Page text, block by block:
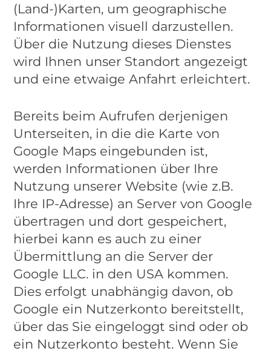
(Land-)Karten, um geographische
Informationen visuell darzustellen.
Über die Nutzung dieses Dienstes
wird Ihnen unser Standort angezeigt
und eine etwaige Anfahrt erleichtert.
Bereits beim Aufrufen derjenigen
Unterseiten, in die die Karte von
Google Maps eingebunden ist,
werden Informationen über Ihre
Nutzung unserer Website (wie z.B.
Ihre IP-Adresse) an Server von Google
übertragen und dort gespeichert,
hierbei kann es auch zu einer
Übermittlung an die Server der
Google LLC. in den USA kommen.
Dies erfolgt unabhängig davon, ob
Google ein Nutzerkonto bereitstellt,
über das Sie eingeloggt sind oder ob
ein Nutzerkonto besteht. Wenn Sie